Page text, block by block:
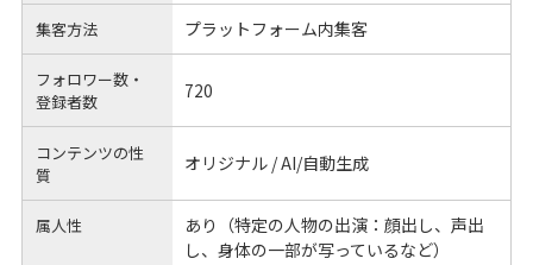
集客方法 プラットフォーム内集客
フォロワー数・
登録者数
720
コンテンツの性
質
オリジナル / AI/自動生成
属人性
あり（特定の人物の出演：顔出し、声出
し、身体の一部が写っているなど）